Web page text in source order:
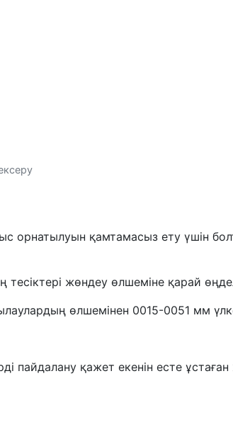
орнатылуын қамтамасыз ету үшін
тесіктері жөндеу өлшеміне қарай
өлшемінен 0015-0051 мм
пайдалану қажет екенін есте